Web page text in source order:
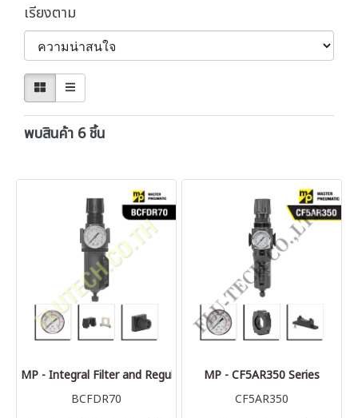
เรียงตาม
พบสินค้า 6 ชิ้น
MP - Integral Filter and Regulator (BCFDR70)
BCFDR70
MP - CF5AR350 Series
CF5AR350